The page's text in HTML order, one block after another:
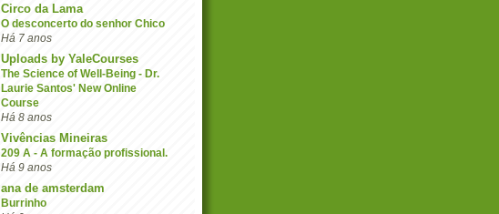
Circo da Lama
O desconcerto do senhor Chico
Há 7 anos
Uploads by YaleCourses
The Science of Well-Being - Dr.
Laurie Santos' New Online
Course
Há 8 anos
Vivências Mineiras
209 A - A formação profissional.
Há 9 anos
ana de amsterdam
Burrinho